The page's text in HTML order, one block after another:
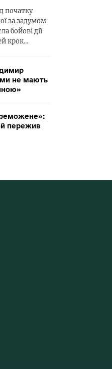
початку
за задумом
бойові дії
крок…
не мають
пережив